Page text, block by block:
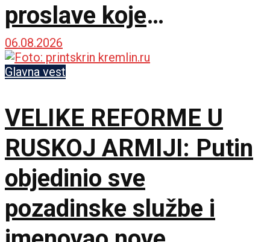
proslave koje
vaskrsavaju bol i
stradanje Srba
06.08.2026
Glavna vest
VELIKE REFORME U
RUSKOJ ARMIJI: Putin
objedinio sve
pozadinske službe i